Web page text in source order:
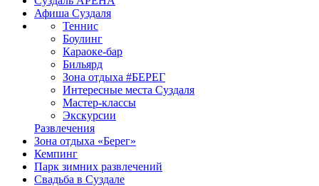
Афиша Суздаля
Теннис
Боулинг
Караоке-бар
Бильярд
Зона отдыха #БЕРЕГ
Интересные места Суздаля
Мастер-классы
Экскурсии
Развлечения
Зона отдыха «Берег»
Кемпинг
Парк зимних развлечений
Свадьба в Суздале